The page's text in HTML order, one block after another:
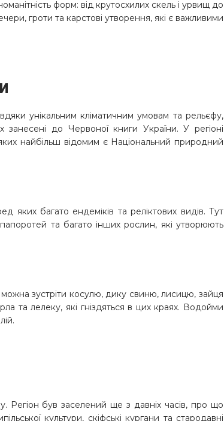
форм: від крутосхилих скель і урвищ до
гроти та карстові утворення, які є важливими
унікальним кліматичним умовам та рельєфу,
занесені до Червоної книги України. У регіоні
найбільш відомим є Національний природний
яких багато ендеміків та реліктових видів. Тут
та багато інших рослин, які утворюють
можна зустріти косулю, дику свиню, лисицю, зайця
та лелеку, які гніздяться в цих краях. Водойми
Регіон був заселений ще з давніх часів, про що
культури, скіфські кургани та стародавні